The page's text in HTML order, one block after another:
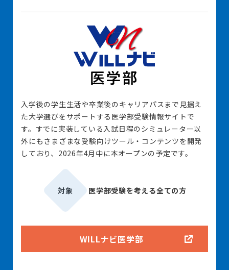
入学後の学生生活や卒業後のキャリアパスまで見据え
た大学選びをサポートする医学部受験情報サイトで
す。すでに実装している入試日程のシミュレーター以
外にもさまざまな受験向けツール・コンテンツを開発
しており、2026年4月中に本オープンの予定です。
対象 医学部受験を考える全ての方
WILLナビ医学部